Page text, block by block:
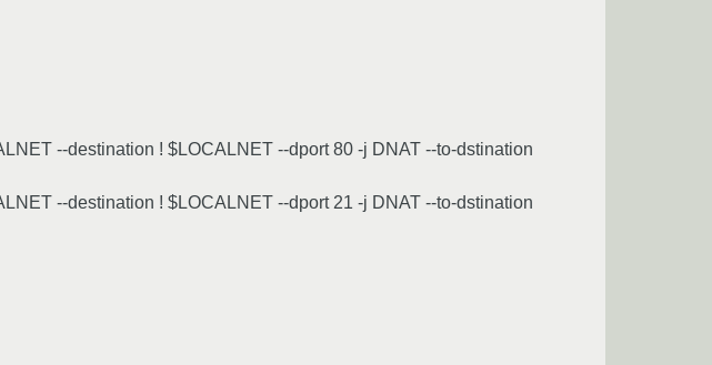
--destination ! $LOCALNET --dport 80 -j DNAT --to-dstination
--destination ! $LOCALNET --dport 21 -j DNAT --to-dstination